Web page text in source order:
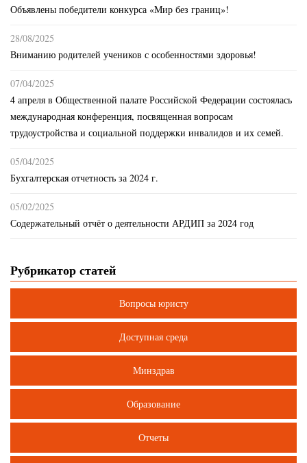
Объявлены победители конкурса «Мир без границ»!
28/08/2025
Вниманию родителей учеников с особенностями здоровья!
07/04/2025
4 апреля в Общественной палате Российской Федерации состоялась
международная конференция, посвященная вопросам
трудоустройства и социальной поддержки инвалидов и их семей.
05/04/2025
Бухгалтерская отчетность за 2024 г.
05/02/2025
Содержательный отчёт о деятельности АРДИП за 2024 год
Рубрикатор статей
Вопросы юристу
Доступная среда
Минздрав
Образование
Отчеты